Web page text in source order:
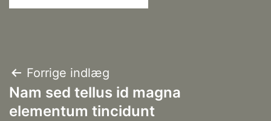
Indlægsnavigation
Forrige indlæg
Nam sed tellus id magna
elementum tincidunt